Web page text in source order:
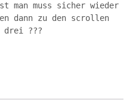
man muss sicher wieder
dann zu den scrollen
???